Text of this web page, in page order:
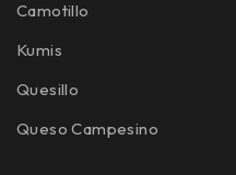
Camotillo
Kumis
Quesillo
Queso Campesino